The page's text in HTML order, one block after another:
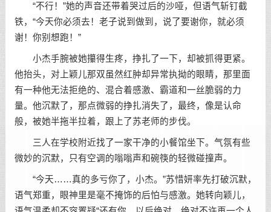
“不行！”她的声音还带着哭过后的沙哑，但语气斩钉截
铁，“今天你必须去！老子说到做到，说了要谢你，就必须
谢！你别想跑！”
小杰手腕被她攥得生疼，挣扎了一下，却被抓得更紧。
他抬头，对上颖儿那双虽然红肿却异常执拗的眼睛，那里面
有一种他无法拒绝的、混合着感激、霸道和一丝脆弱的力
量。他沉默了，那点微弱的挣扎消失了，最终，像是认命
般，被她半拖半拉着，跟上了苏老师的步伐。
三人在学校附近找了一家干净的小餐馆坐下。气氛有些
微妙的沉默，只有空调的嗡嗡声和碗筷的轻微碰撞声。
“今天……真的多亏你了，小杰。”苏惜妍率先打破沉默，
语气郑重，眼神里是毫不掩饰的后怕与感激。她转向颖儿，